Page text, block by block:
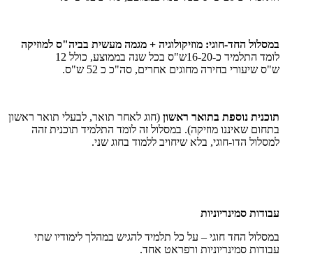
במסלול החד-חוגי: מוזיקולוגיה + מגמה מעשית בביה"ס למוזיקה
לומד התלמיד כ-16-20ש"ס בכל שנה בממוצע, כולל 12
ש"ס שיעורי בחירה מחוגים אחרים, סה"כ כ 52 ש"ס.
תוכנית נוספת בתואר ראשון (חוג לאחר תואר, לבעלי תואר ראשון
בתחום שאיננו מוזיקה). במסלול זה לומד התלמיד תוכנית זהה
למסלול הדו-חוגי, בלא שיחויב ללמוד בחוג שני.
עבודות סמינריוניות
במסלול החד חוגי – על כל תלמיד להגיש במהלך לימודיו שתי
עבודות סמינריוניות ורפראט אחד.